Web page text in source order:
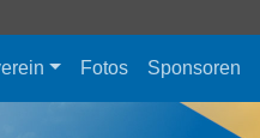
Fotos Sponsoren